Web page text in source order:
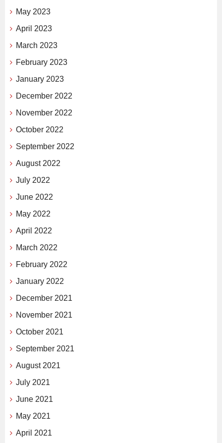
May 2023
April 2023
March 2023
February 2023
January 2023
December 2022
November 2022
October 2022
September 2022
August 2022
July 2022
June 2022
May 2022
April 2022
March 2022
February 2022
January 2022
December 2021
November 2021
October 2021
September 2021
August 2021
July 2021
June 2021
May 2021
April 2021